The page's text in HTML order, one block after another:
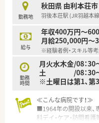
勤務地
秋田県 由利本荘市
羽後本荘駅 (JR羽越本
給与
年収400万円～
月給250,000円～
※経験者例・スキル等
勤務
時間
月火水木金/08：30
土 /08：30～12
※土曜日は第1、第
≪こんな病院です！≫
■1964年の開設以来、
科デイ・ケア・訪問看